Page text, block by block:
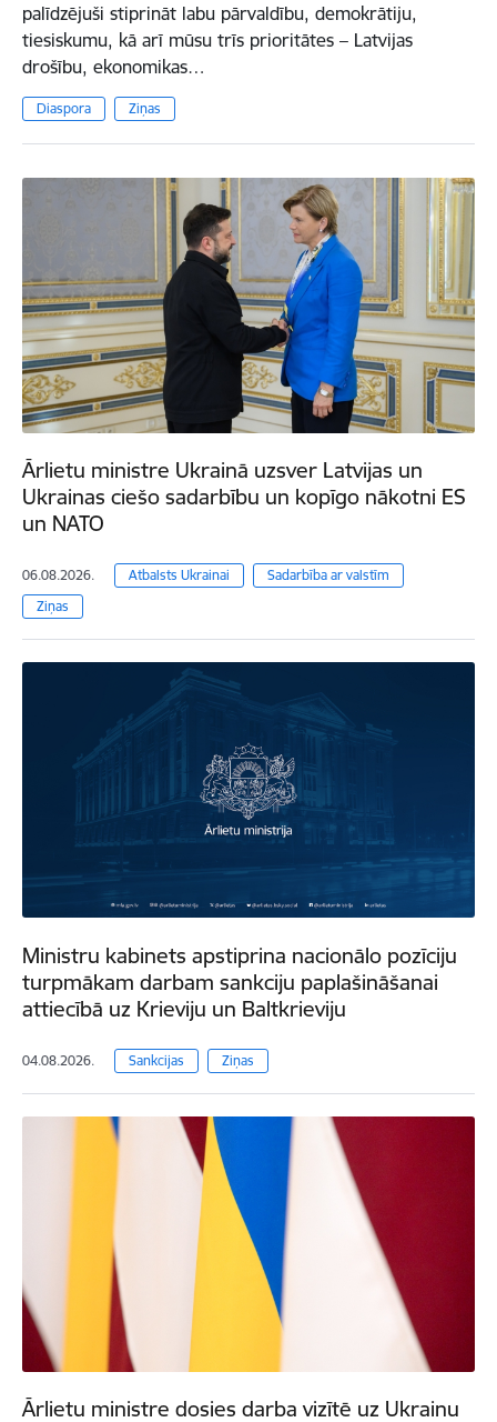
palīdzējuši stiprināt labu pārvaldību, demokrātiju,
tiesiskumu, kā arī mūsu trīs prioritātes – Latvijas
drošību, ekonomikas…
Diaspora Ziņas
Ārlietu ministre Ukrainā uzsver Latvijas un
Ukrainas ciešo sadarbību un kopīgo nākotni ES
un NATO
06.08.2026. Atbalsts Ukrainai
Sadarbība ar valstīm
Ziņas
Ministru kabinets apstiprina nacionālo pozīciju
turpmākam darbam sankciju paplašināšanai
attiecībā uz Krieviju un Baltkrieviju
04.08.2026. Sankcijas Ziņas
Ārlietu ministre dosies darba vizītē uz Ukrainu